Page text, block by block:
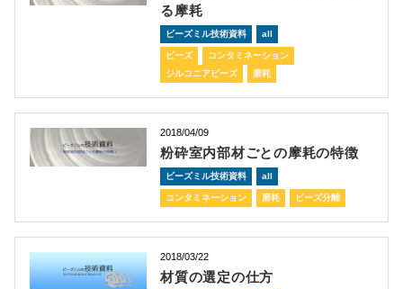
る摩耗
ビーズミル技術資料 all
ビーズ
コンタミネーション
ジルコニアビーズ
磨耗
2018/04/09
粉砕室内部材ごとの摩耗の特徴
ビーズミル技術資料 all
コンタミネーション 磨耗 ビーズ分離
2018/03/22
材質の選定の仕方